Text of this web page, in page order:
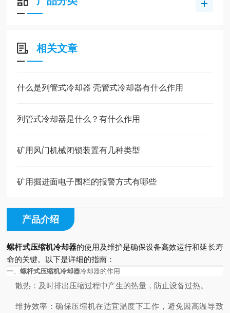
相关文章
什么是列管式冷却器 壳管式冷却器有什么作用
列管式冷却器是什么？有什么作用
矿用风门机械闭锁装置有几种类型
矿用掘进面电子围栏的报警方式有哪些
产品介绍
螺杆式压缩机冷却器的使用及维护是确保设备高效运行和延长寿
命的关键。以下是详细的指南：
一、螺杆式压缩机冷却器冷却器的作用
散热 ：及时排出压缩过程中产生的热量，防止设备过热。
维持效率 ：确保压缩机在适宜温度下工作，避免因高温导致